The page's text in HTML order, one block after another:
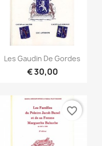
Snel bekijken
Les Gaudin De Gordes
€ 30,00
favorite_border